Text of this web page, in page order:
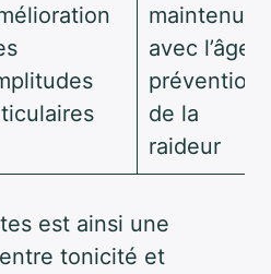
maintenue
avec l’âge,
prévention
de la
raideur
est ainsi une
tonicité et